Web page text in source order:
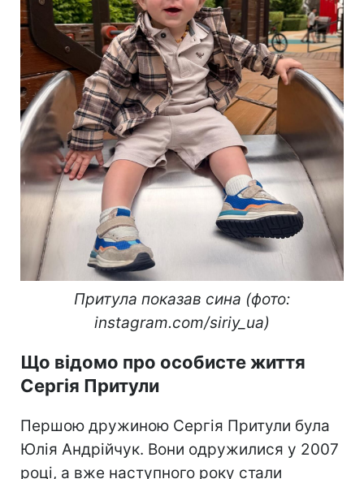
Притула показав сина (фото:
instagram.com/siriy_ua)
Що відомо про особисте життя
Сергія Притули
Першою дружиною Сергія Притули була
Юлія Андрійчук. Вони одружилися у 2007
році, а вже наступного року стали